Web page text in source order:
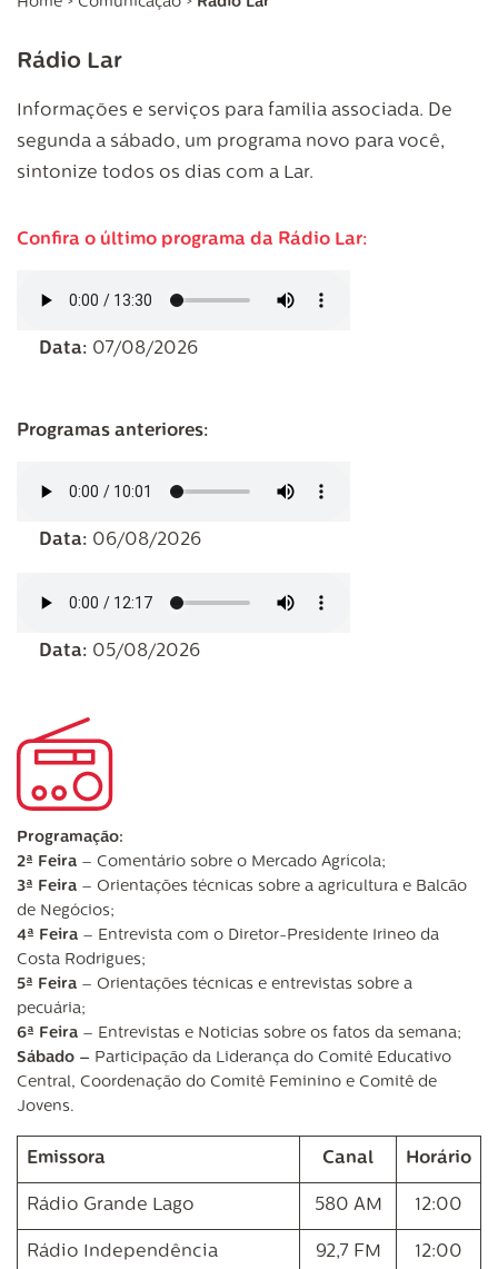
Rádio Lar
Informações e serviços para família associada. De
segunda a sábado, um programa novo para você,
sintonize todos os dias com a Lar.
Programação:
2ª Feira – Comentário sobre o Mercado Agrícola;
3ª Feira – Orientações técnicas sobre a agricultura e Balcão
de Negócios;
4ª Feira – Entrevista com o Diretor-Presidente Irineo da
Costa Rodrigues;
5ª Feira – Orientações técnicas e entrevistas sobre a
pecuária;
6ª Feira – Entrevistas e Noticias sobre os fatos da semana;
Sábado – Participação da Liderança do Comitê Educativo
Central, Coordenação do Comitê Feminino e Comitê de
Jovens.
Emissora Canal Horário
Rádio Grande Lago 580 AM 12:00
Rádio Independência 92,7 FM 12:00
Confira o último programa da Rádio Lar:
Data: 07/08/2026
Programas anteriores:
Data: 06/08/2026
Data: 05/08/2026